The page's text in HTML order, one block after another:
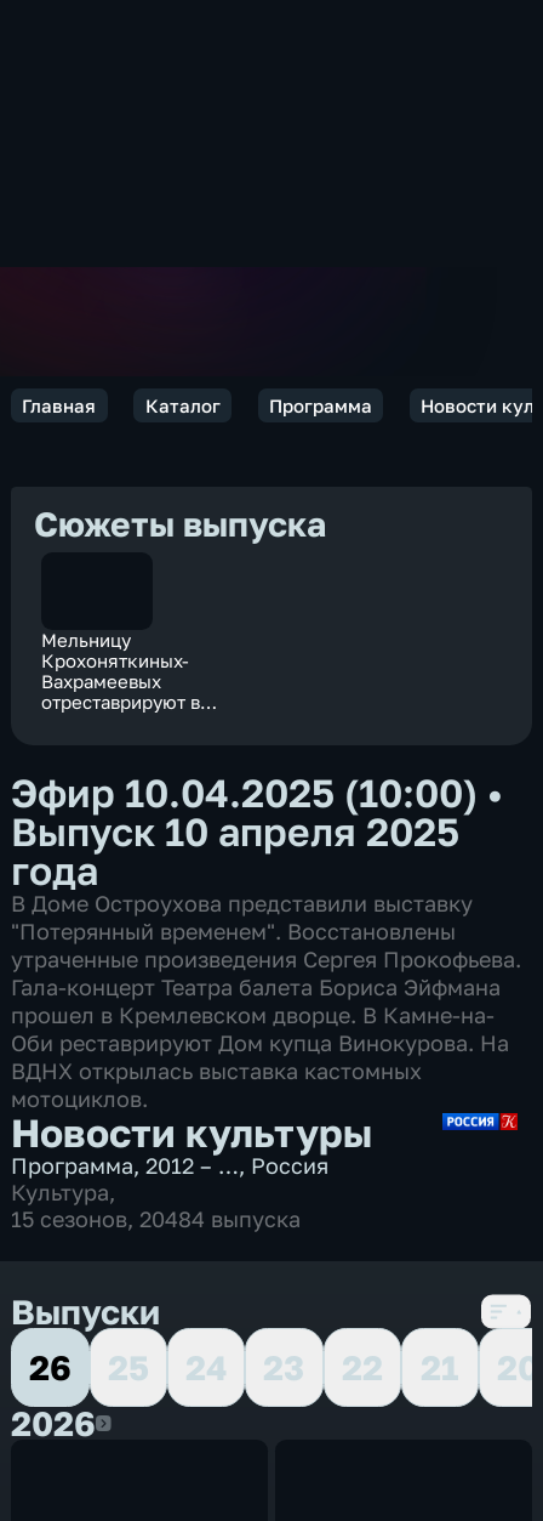
Главная Каталог Программа Новости
Сюжеты выпуска
Мельницу
Крохоняткиных-
Вахрамеевых
отреставрируют в
Эфир 10.04.2025 (10:00) •
Выпуск 10 апреля 2025
года
В Доме Остроухова представили выставку
"Потерянный временем". Восстановлены
утраченные произведения Сергея Прокофьева.
Гала-концерт Театра балета Бориса Эйфмана
прошел в Кремлевском дворце. В Камне-на-
Оби реставрируют Дом купца Винокурова. На
ВДНХ открылась выставка кастомных
мотоциклов.
Новости культуры
Программа,2012 – …, Россия
Культура,
15 сезонов, 20484 выпуска
Выпуски
26
25 24 23 22 21
20
20262026